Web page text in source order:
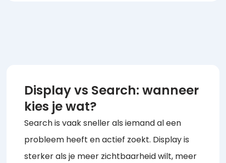
Display vs Search: wanneer
kies je wat?
Search is vaak sneller als iemand al een
probleem heeft en actief zoekt. Display is
sterker als je meer zichtbaarheid wilt, meer